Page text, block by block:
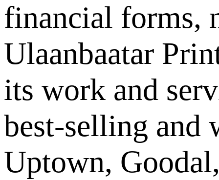
financial forms,
Ulaanbaatar
its work and
best-selling and
Uptown,